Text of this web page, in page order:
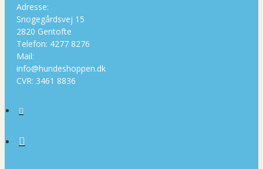
Adresse:
Snogegårdsvej 15
2820 Gentofte
Telefon: 4277 8276
Mail:
info@hundeshoppen.dk
CVR: 3461 8836